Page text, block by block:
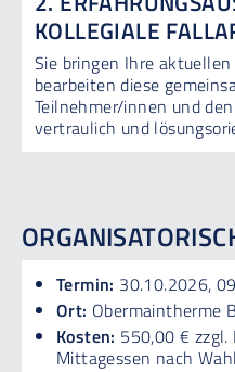
KOLLEGIALE
Sie bringen Ihre
bearbeiten diese
Teilnehmer/innen und
vertraulich und
Termin: 30.10.2026,
Ort: Obermaintherme
Kosten: 550,00 € zzgl.
Mittagessen nach